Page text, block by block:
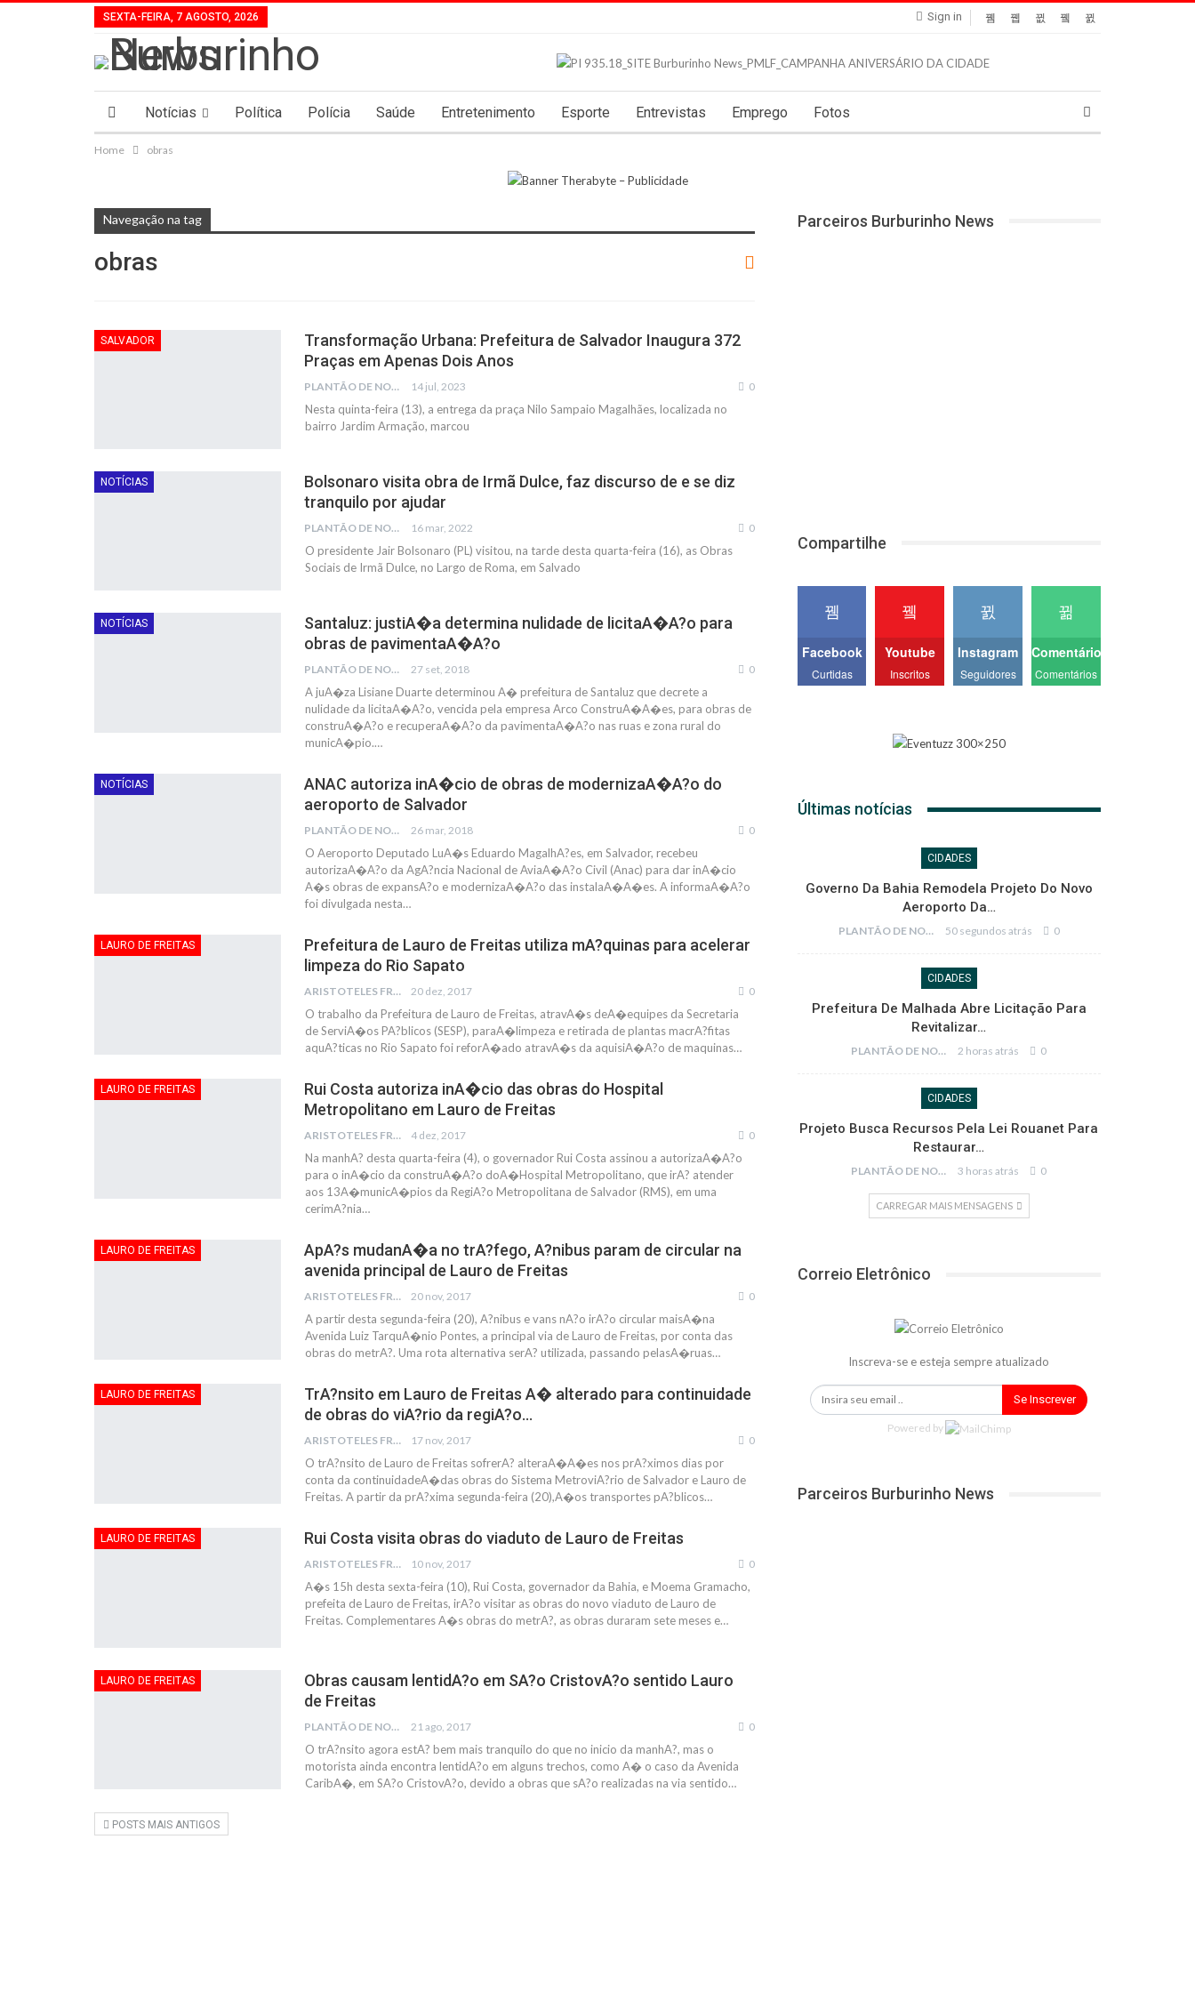
Sign in
SEXTA-FEIRA, 7 AGOSTO, 2026
Notícias Política Polícia Saúde Entretenimento Esporte Entrevistas Emprego Fotos
Home obras
Navegação na tag
obras
SALVADOR
Transformação Urbana: Prefeitura de Salvador Inaugura 372
Praças em Apenas Dois Anos
PLANTÃO DE NOTÍCIAS 14 jul, 2023 0
Nesta quinta-feira (13), a entrega da praça Nilo Sampaio Magalhães, localizada no
bairro Jardim Armação, marcou
NOTÍCIAS
Bolsonaro visita obra de Irmã Dulce, faz discurso de e se diz
tranquilo por ajudar
PLANTÃO DE NOTÍCIAS 16 mar, 2022 0
O presidente Jair Bolsonaro (PL) visitou, na tarde desta quarta-feira (16), as Obras
Sociais de Irmã Dulce, no Largo de Roma, em Salvado
NOTÍCIAS
Santaluz: justiA�a determina nulidade de licitaA�A?o para
obras de pavimentaA�A?o
PLANTÃO DE NOTÍCIAS 27 set, 2018 0
A juA�za Lisiane Duarte determinou A� prefeitura de Santaluz que decrete a
nulidade da licitaA�A?o, vencida pela empresa Arco ConstruA�A�es, para obras de
construA�A?o e recuperaA�A?o da pavimentaA�A?o nas ruas e zona rural do
municA�pio.…
NOTÍCIAS
ANAC autoriza inA�cio de obras de modernizaA�A?o do
aeroporto de Salvador
PLANTÃO DE NOTÍCIAS 26 mar, 2018 0
O Aeroporto Deputado LuA�s Eduardo MagalhA?es, em Salvador, recebeu
autorizaA�A?o da AgA?ncia Nacional de AviaA�A?o Civil (Anac) para dar inA�cio
A�s obras de expansA?o e modernizaA�A?o das instalaA�A�es. A informaA�A?o
foi divulgada nesta…
LAURO DE FREITAS
Prefeitura de Lauro de Freitas utiliza mA?quinas para acelerar
limpeza do Rio Sapato
ARISTOTELES FRANCO 20 dez, 2017 0
O trabalho da Prefeitura de Lauro de Freitas, atravA�s deA�equipes da Secretaria
de ServiA�os PA?blicos (SESP), paraA�limpeza e retirada de plantas macrA?fitas
aquA?ticas no Rio Sapato foi reforA�ado atravA�s da aquisiA�A?o de maquinas…
LAURO DE FREITAS
Rui Costa autoriza inA�cio das obras do Hospital
Metropolitano em Lauro de Freitas
ARISTOTELES FRANCO 4 dez, 2017 0
Na manhA? desta quarta-feira (4), o governador Rui Costa assinou a autorizaA�A?o
para o inA�cio da construA�A?o doA�Hospital Metropolitano, que irA? atender
aos 13A�municA�pios da RegiA?o Metropolitana de Salvador (RMS), em uma
cerimA?nia…
LAURO DE FREITAS
ApA?s mudanA�a no trA?fego, A?nibus param de circular na
avenida principal de Lauro de Freitas
ARISTOTELES FRANCO 20 nov, 2017 0
A partir desta segunda-feira (20), A?nibus e vans nA?o irA?o circular maisA�na
Avenida Luiz TarquA�nio Pontes, a principal via de Lauro de Freitas, por conta das
obras do metrA?. Uma rota alternativa serA? utilizada, passando pelasA�ruas…
LAURO DE FREITAS
TrA?nsito em Lauro de Freitas A� alterado para continuidade
de obras do viA?rio da regiA?o…
ARISTOTELES FRANCO 17 nov, 2017 0
O trA?nsito de Lauro de Freitas sofrerA? alteraA�A�es nos prA?ximos dias por
conta da continuidadeA�das obras do Sistema MetroviA?rio de Salvador e Lauro de
Freitas. A partir da prA?xima segunda-feira (20),A�os transportes pA?blicos…
LAURO DE FREITAS Rui Costa visita obras do viaduto de Lauro de Freitas
ARISTOTELES FRANCO 10 nov, 2017 0
A�s 15h desta sexta-feira (10), Rui Costa, governador da Bahia, e Moema Gramacho,
prefeita de Lauro de Freitas, irA?o visitar as obras do novo viaduto de Lauro de
Freitas. Complementares A�s obras do metrA?, as obras duraram sete meses e…
LAURO DE FREITAS
Obras causam lentidA?o em SA?o CristovA?o sentido Lauro
de Freitas
PLANTÃO DE NOTÍCIAS 21 ago, 2017 0
O trA?nsito agora estA? bem mais tranquilo do que no inicio da manhA?, mas o
motorista ainda encontra lentidA?o em alguns trechos, como A� o caso da Avenida
CaribA�, em SA?o CristovA?o, devido a obras que sA?o realizadas na via sentido…
POSTS MAIS ANTIGOS
Parceiros Burburinho News
Compartilhe
Facebook
Curtidas
Youtube
Inscritos
Instagram
Seguidores
Comentários
Comentários
Últimas notícias
CIDADES
Governo Da Bahia Remodela Projeto Do Novo
Aeroporto Da…
PLANTÃO DE NOTÍCIAS 50 segundos atrás 0
CIDADES
Prefeitura De Malhada Abre Licitação Para
Revitalizar…
PLANTÃO DE NOTÍCIAS 2 horas atrás 0
CIDADES
Projeto Busca Recursos Pela Lei Rouanet Para
Restaurar…
PLANTÃO DE NOTÍCIAS 3 horas atrás 0
CARREGAR MAIS MENSAGENS
Correio Eletrônico
Inscreva-se e esteja sempre atualizado
Se Inscrever
Powered by
Parceiros Burburinho News